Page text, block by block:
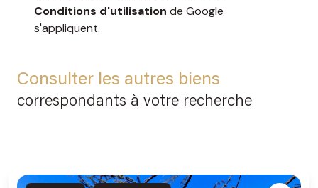
Conditions d'utilisation de Google
s'appliquent.
Consulter les autres biens
correspondants à votre recherche